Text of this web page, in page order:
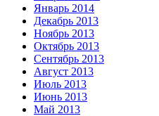
Январь 2014
Декабрь 2013
Ноябрь 2013
Октябрь 2013
Сентябрь 2013
Август 2013
Июль 2013
Июнь 2013
Май 2013